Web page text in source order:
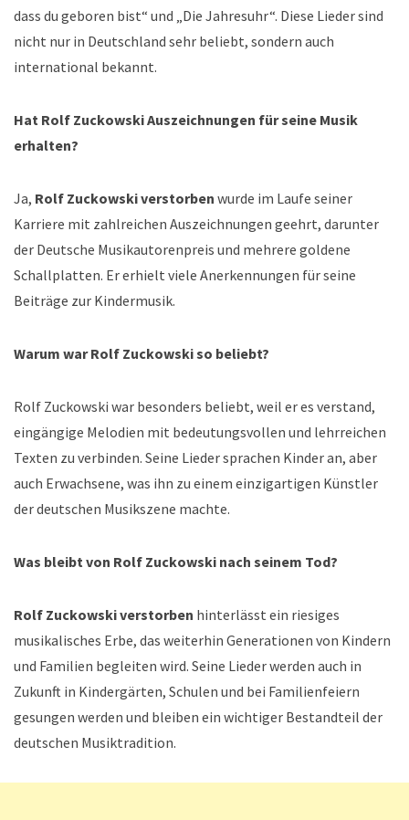
dass du geboren bist“ und „Die Jahresuhr“. Diese Lieder sind
nicht nur in Deutschland sehr beliebt, sondern auch
international bekannt.
Hat Rolf Zuckowski Auszeichnungen für seine Musik
erhalten?
Ja, Rolf Zuckowski verstorben wurde im Laufe seiner
Karriere mit zahlreichen Auszeichnungen geehrt, darunter
der Deutsche Musikautorenpreis und mehrere goldene
Schallplatten. Er erhielt viele Anerkennungen für seine
Beiträge zur Kindermusik.
Warum war Rolf Zuckowski so beliebt?
Rolf Zuckowski war besonders beliebt, weil er es verstand,
eingängige Melodien mit bedeutungsvollen und lehrreichen
Texten zu verbinden. Seine Lieder sprachen Kinder an, aber
auch Erwachsene, was ihn zu einem einzigartigen Künstler
der deutschen Musikszene machte.
Was bleibt von Rolf Zuckowski nach seinem Tod?
Rolf Zuckowski verstorben hinterlässt ein riesiges
musikalisches Erbe, das weiterhin Generationen von Kindern
und Familien begleiten wird. Seine Lieder werden auch in
Zukunft in Kindergärten, Schulen und bei Familienfeiern
gesungen werden und bleiben ein wichtiger Bestandteil der
deutschen Musiktradition.